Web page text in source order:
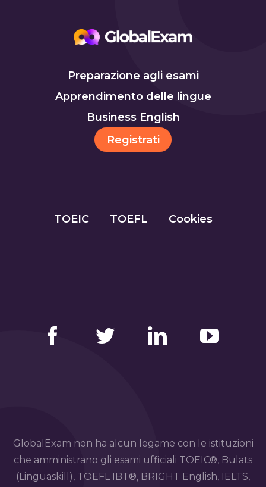
Preparazione agli esami
Apprendimento delle lingue
Business English
Registrati
TOEIC TOEFL Cookies
GlobalExam non ha alcun legame con le istituzioni
che amministrano gli esami ufficiali TOEIC®, Bulats
(Linguaskill), TOEFL IBT®, BRIGHT English, IELTS,